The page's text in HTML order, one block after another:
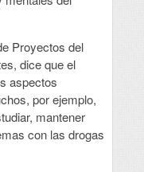
Proyectos del
dice que el
aspectos
por ejemplo,
mantener
con las drogas